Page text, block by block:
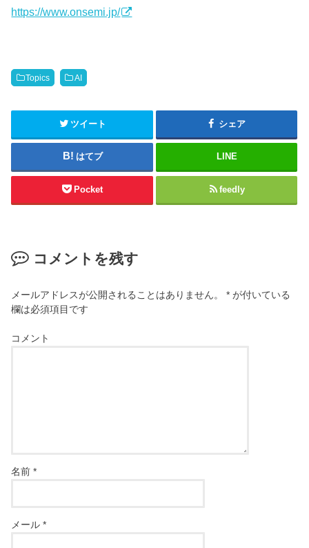
https://www.onsemi.jp/
Topics AI
ツイート シェア
はてブ LINE
Pocket feedly
コメントを残す
メールアドレスが公開されることはありません。 * が付いている
欄は必須項目です
コメント
名前*
メール*